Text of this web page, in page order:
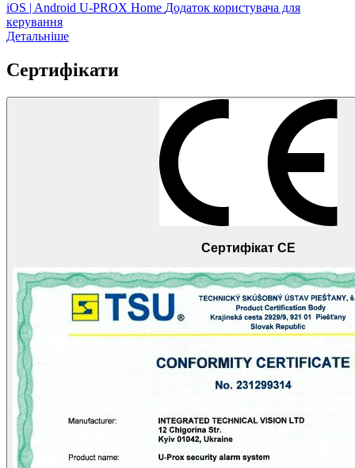
iOS | Android U-PROX Home Додаток користувача для
керування
Детальніше
Сертифікати
Сертифікат CE